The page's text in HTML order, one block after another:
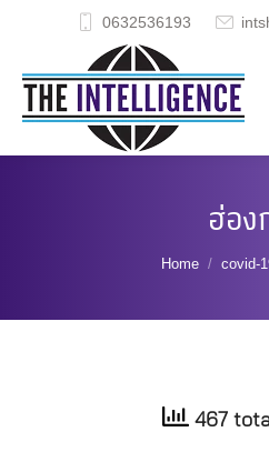
0632536193
ฮ่อง
You are
Home covid-
467